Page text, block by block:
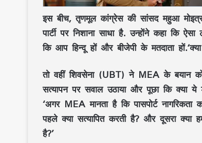
इस बीच, तृणमूल कांग्रेस की सांसद महुआ
पार्टी पर निशाना साधा है. उन्होंने कहा कि
कि आप हिन्दू हों और बीजेपी के मतदाता
तो वहीं शिवसेना (UBT) ने MEA के बयान
सत्यापन पर सवाल उठाया और पूछा कि क्या ये
‘अगर MEA मानता है कि पासपोर्ट
पहले क्या सत्यापित करती है? और दूसरा क्या
है?’